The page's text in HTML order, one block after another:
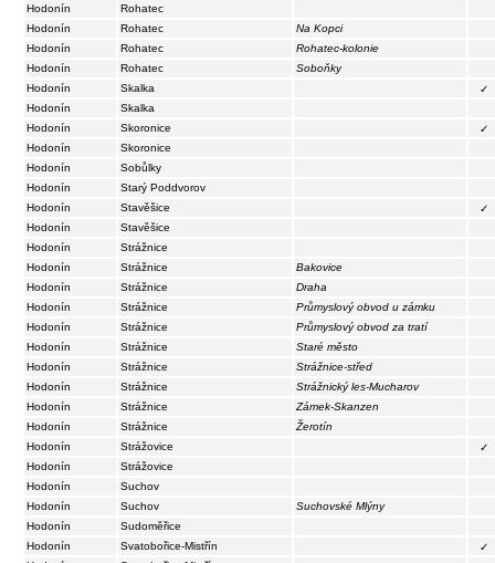
Hodonín
Rohatec
Hodonín
Rohatec
Na Kopci
Hodonín
Rohatec
Rohatec-kolonie
Hodonín
Rohatec
Soboňky
Hodonín
Skalka
✓
Hodonín
Skalka
Hodonín
Skoronice
✓
Hodonín
Skoronice
Hodonín
Sobůlky
Hodonín
Starý Poddvorov
Hodonín
Stavěšice
✓
Hodonín
Stavěšice
Hodonín
Strážnice
Hodonín
Strážnice
Bakovice
Hodonín
Strážnice
Draha
Hodonín
Strážnice
Průmyslový obvod u zámku
Hodonín
Strážnice
Průmyslový obvod za tratí
Hodonín
Strážnice
Staré město
Hodonín
Strážnice
Strážnice-střed
Hodonín
Strážnice
Strážnický les-Mucharov
Hodonín
Strážnice
Zámek-Skanzen
Hodonín
Strážnice
Žerotín
Hodonín
Strážovice
✓
Hodonín
Strážovice
Hodonín
Suchov
Hodonín
Suchov
Suchovské Mlýny
Hodonín
Sudoměřice
Hodonín
Svatobořice-Mistřín
✓